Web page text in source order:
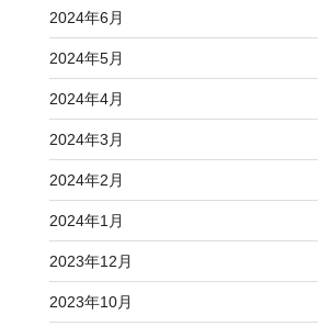
2024年6月
2024年5月
2024年4月
2024年3月
2024年2月
2024年1月
2023年12月
2023年10月